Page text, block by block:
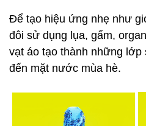
Để tạo hiệu ứng nhẹ như
đôi sử dụng lụa, gấm,
vạt áo tạo thành những
đến mặt nước mùa hè.